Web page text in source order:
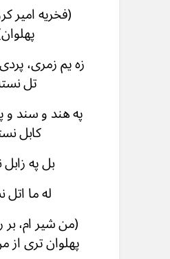
(فخریه امیر
زه یم زمری،
تل
په هند و سند و
کابل
بل په
له ما اتل
(من شیر ام،
پهلوان تری